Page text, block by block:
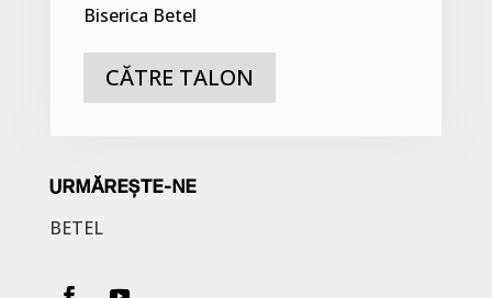
Biserica Betel
CĂTRE TALON
URMĂREȘTE-NE
BETEL